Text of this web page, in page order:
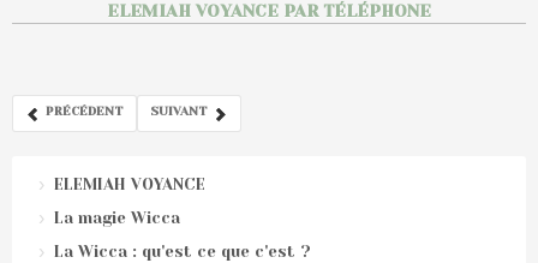
ELEMIAH VOYANCE PAR TÉLÉPHONE
PRÉCÉDENT SUIVANT
ELEMIAH VOYANCE
La magie Wicca
La Wicca : qu'est ce que c'est ?